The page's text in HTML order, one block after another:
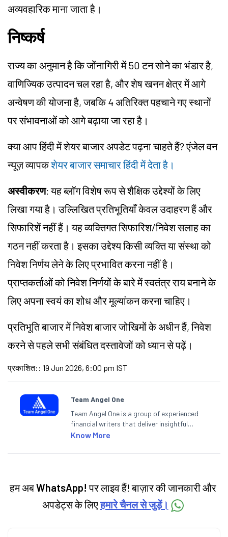
अव्यवहारिक माना जाता है।
निष्कर्ष
राज्य का अनुमान है कि जोंनागिरी में 50 टन सोने का भंडार है,
वाणिज्यिक उत्पादन चल रहा है, और शेष खनन क्षेत्र में आगे
अन्वेषण की योजना है, जबकि 4 अतिरिक्त पहचाने गए स्थानों
पर संभावनाओं को आगे बढ़ाया जा रहा है।
क्या आप हिंदी में शेयर बाजार अपडेट पढ़ना चाहते हैं? एंजेल वन
न्यूज़ व्यापकशेयर बाजार समाचार हिंदी में देता है।
अस्वीकरण: यह ब्लॉग विशेष रूप से शैक्षिक उद्देश्यों के लिए
लिखा गया है। उल्लिखित प्रतिभूतियाँ केवल उदाहरण हैं और
सिफारिशें नहीं हैं। यह व्यक्तिगत सिफारिश/निवेश सलाह का
गठन नहीं करता है। इसका उद्देश्य किसी व्यक्ति या संस्था को
निवेश निर्णय लेने के लिए प्रभावित करना नहीं है।
प्राप्तकर्ताओं को निवेश निर्णयों के बारे में स्वतंत्र राय बनाने के
लिए अपना स्वयं का शोध और मूल्यांकन करना चाहिए।
प्रतिभूति बाजार में निवेश बाजार जोखिमों के अधीन हैं, निवेश
करने से पहले सभी संबंधित दस्तावेजों को ध्यान से पढ़ें।
प्रकाशित: : 19 Jun 2026, 6:00 pm IST
Team Angel One
Team Angel One is a group of experienced
financial writers that deliver insightful
articles on the stock market, IPO, economy,
categories.
Know More
हम अबWhatsApp! पर लाइव हैं! बाज़ार की जानकारी और
अपडेट्स के लिएहमारे चैनल से जुड़ें।